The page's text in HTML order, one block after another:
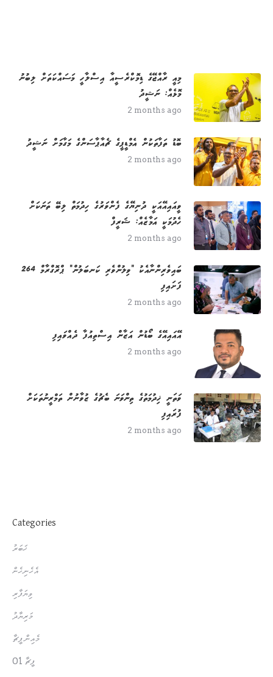
މިއީ ރާއްޖޭގެ ޑިމޮކްރެސީއާ އިސްލާހީ މަސައްކަތަށް ލިބުނު
މޮޅެއް: ނަޝީދު
2 months ago
ބޮޑު ތަފާތަކުން އެމްޑީޕީގެ ޗެއާޕާސަންގެ މަގާމަށް ނަޝީދު
2 months ago
ވީއައިއޭއަކީ ދުނިޔޭގެ ފެންވަރުގެ ހިދުމަތް ލިބޭ ތަނަކަށް
ހެދުމަކީ އަމާޒެއް: ޝަރީފް
2 months ago
264 ބައިވެރިންނާއެކު "ވިލުންވެރި ކަނބަލުން" ޕްރޮގްރާމް
ފަށައިފި
2 months ago
އޭއައިއޭގެ ބޯޑުން އަޒާން އިސްތިއުފާ ދެއްވައިފި
2 months ago
ވަތަނީ ޚިދުމަތުގެ ތިންވަނަ ބެޗުގެ ޒުވާނުން ތަމްރީނުތަކަށް
ފުރައިފި
2 months ago
Categories
ޚަބަރު
އެހެނިހެން
ވިޔަފާރި
މަރިޔާދު
މެއިން ފީޗާ
ފީޗާ 01